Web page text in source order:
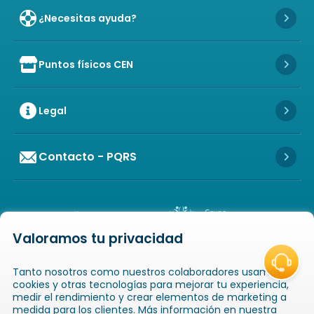
¿Necesitas ayuda? Icon
Icon of store
Puntos físicos CEN Icon
Legal Icon
Contacto - PQRS Icon
LOS DERECHOS RESERVADOS
NIT: 811025289-1 / CRA. 52 # 20-124, GUAYABAL,
MEDELLÍN, ANTIOQUIA
Valoramos tu privacidad
Tanto nosotros como nuestros colaboradores usamos
cookies y otras tecnologías para mejorar tu experiencia,
medir el rendimiento y crear elementos de marketing a
medida para los clientes. Más información en nuestra